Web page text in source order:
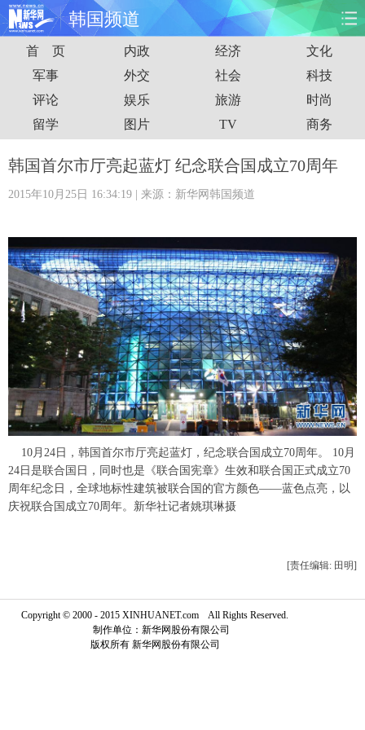
韩国频道
首页 时政 国际 财经
娱乐 体育 人事 教育
时尚 思客 地方 法治
图片 视频 彩票 食品
旅游 健康 信息化 数据
金融 公益 军事 无人机
富媒体 摄影 新华广播
新华电视中文 新华电视英文 返回PC
首 页 内政 经济
文化
军事
外交 社会
科技
评论
娱乐 旅游
时尚
留学
图片 TV 商务
韩国首尔市厅亮起蓝灯 纪念联合国成立70周年
2015年10月25日 16:34:19 | 来源：新华网韩国频道
10月24日，韩国首尔市厅亮起蓝灯，纪念联合国成立70周年。 10月
24日是联合国日，同时也是《联合国宪章》生效和联合国正式成立70
周年纪念日，全球地标性建筑被联合国的官方颜色——蓝色点亮，以
庆祝联合国成立70周年。新华社记者姚琪琳摄
[责任编辑: 田明]
Copyright © 2000 - 2015 XINHUANET.com All Rights Reserved.
制作单位：新华网股份有限公司
版权所有 新华网股份有限公司